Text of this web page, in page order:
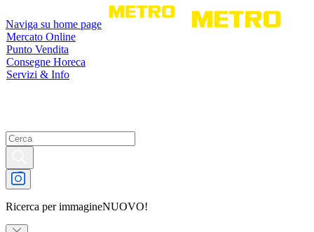
Naviga su home page
Mercato Online
Punto Vendita
Consegne Horeca
Servizi & Info
Ricerca per immagineNUOVO!